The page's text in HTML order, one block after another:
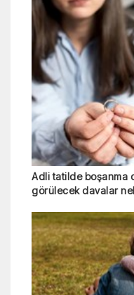
Adli tatilde boşanma
görülecek davalar